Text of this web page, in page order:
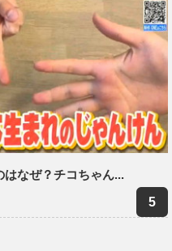
はなぜ？チコちゃん...